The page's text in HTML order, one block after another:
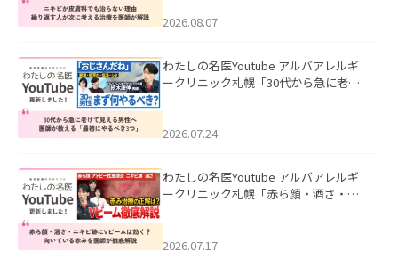
ました。
2026.08.07
わたしの名医Youtube アルバアレルギ
ークリニック札幌「30代から急に老け
た。
2026.07.24
わたしの名医Youtube アルバアレルギ
ークリニック札幌「赤ら顔・酒さ・ニ
した。
2026.07.17